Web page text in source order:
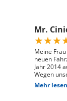
Mr.
★★★
Meine
neuen
Jahr 2014
Wegen
wichtig,
vorhanden
Mehr lesen